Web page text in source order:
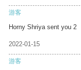
游客
Horny Shriya sent you 2
2022-01-15
游客